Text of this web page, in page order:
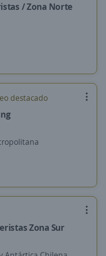
/ Zona Norte
destacado
Zona Sur